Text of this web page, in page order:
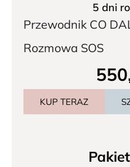
5 dni
Przewodnik CO
Rozmowa SOS
KUP TERAZ